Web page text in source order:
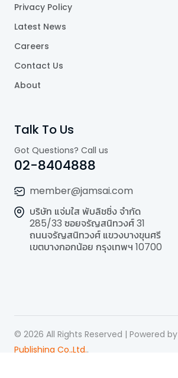
Privacy Policy
Latest News
Careers
Contact Us
About
Talk To Us
Got Questions? Call us
02-8404888
member@jamsai.com
บริษัท แจ่มใส พับลิชชิ่ง จำกัด
285/33 ซอยจรัญสนิทวงศ์ 31
ถนนจรัญสนิทวงศ์ แขวงบางขุนศรี
เขตบางกอกน้อย กรุงเทพฯ 10700
© 2026 All Rights Reserved | Powered by
Publishing Co.,Ltd..